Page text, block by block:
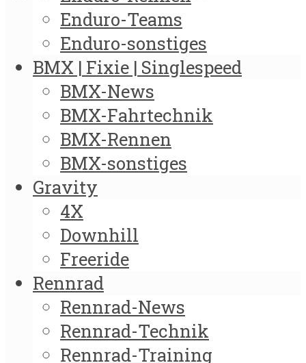
Enduro-Teams
Enduro-sonstiges
BMX | Fixie | Singlespeed
BMX-News
BMX-Fahrtechnik
BMX-Rennen
BMX-sonstiges
Gravity
4X
Downhill
Freeride
Rennrad
Rennrad-News
Rennrad-Technik
Rennrad-Training